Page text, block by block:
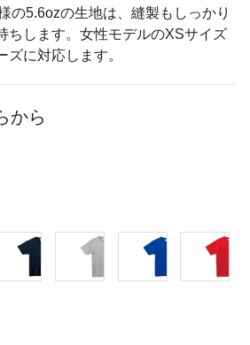
の5.6ozの生地は、縫製もしっかり
ちします。女性モデルのXSサイズ
ズに対応します。
から